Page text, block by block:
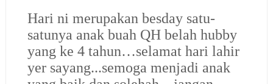
Hari ni merupakan besday satu-
satunya anak buah QH belah hubby
yang ke 4 tahun…selamat hari lahir
yer sayang...semoga menjadi anak